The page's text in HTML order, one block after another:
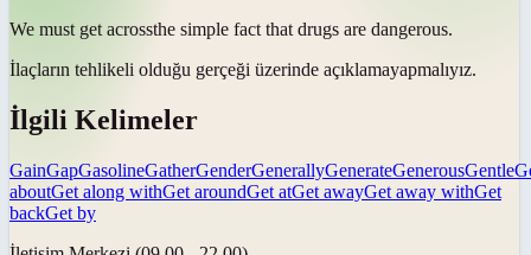
We must get acrossthe simple fact that drugs are dangerous.
İlaçların tehlikeli olduğu gerçeği üzerinde açıklamayapmalıyız.
İlgili Kelimeler
GainGapGasolineGatherGenderGenerallyGenerateGenerousGentle
aboutGet along withGet aroundGet atGet awayGet away withGet
backGet by